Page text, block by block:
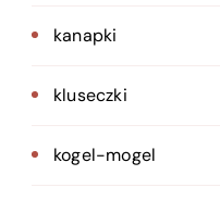
kanapki
kluseczki
kogel-mogel